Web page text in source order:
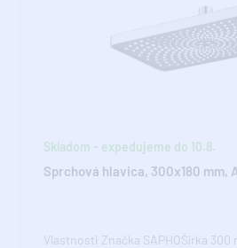
Skladom - expedujeme do 10.8.
Sprchová hlavica, 300x180 mm,
Vlastnosti Značka SAPHOŠírka 300